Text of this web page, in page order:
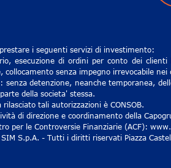
i seguenti servizi di investimento:
esecuzione di ordini per conto dei
collocamento senza impegno irrevocabile
senza detenzione, neanche temporanea,
della societa' stessa.
tali autorizzazioni è CONSOB.
di direzione e coordinamento della
per le Controversie Finanziarie (ACF):
S.p.A. - Tutti i diritti riservati Piazza